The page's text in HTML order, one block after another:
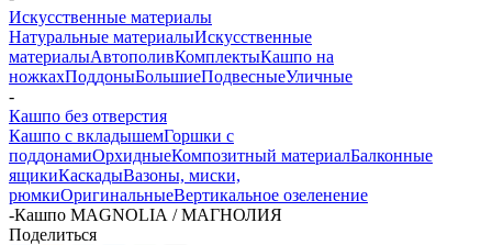
Искусственные материалы
Натуральные материалыИскусственные
материалыАвтополивКомплектыКашпо на
ножкахПоддоныБольшиеПодвесныеУличные
-
Кашпо без отверстия
Кашпо с вкладышемГоршки с
поддонамиОрхидныеКомпозитный материалБалконные
ящикиКаскадыВазоны, миски,
рюмкиОригинальныеВертикальное озеленение
-Кашпо MAGNOLIА / МАГНОЛИЯ
Поделиться